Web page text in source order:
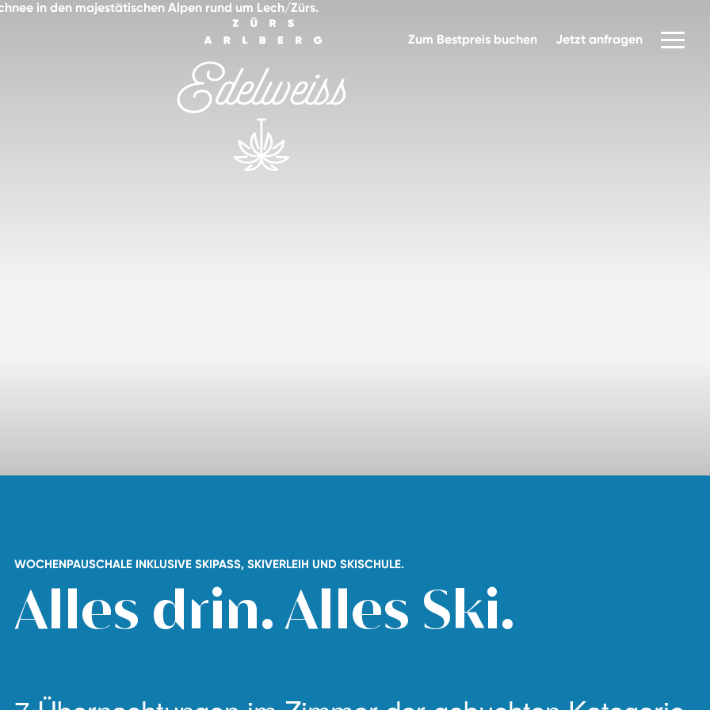
Zum Bestpreis buchen Jetzt anfragen
WOCHENPAUSCHALE INKLUSIVE SKIPASS, SKIVERLEIH UND SKISCHULE.
Alles drin. Alles Ski.